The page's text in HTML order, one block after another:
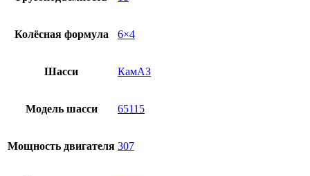
Колёсная формула 6×4
Шасси КамАЗ
Модель шасси 65115
Мощность двигателя 307